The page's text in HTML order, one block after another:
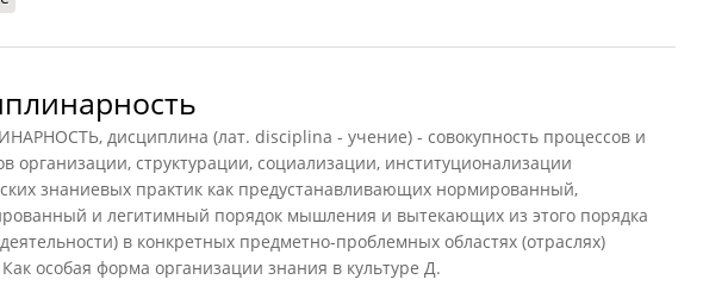
дисциплина (лат. disciplina - учение) - совокупность процессов и
организации, структурации, социализации, институционализации
знаниевых практик как предустанавливающих нормированный,
и легитимный порядок мышления и вытекающих из этого порядка
в конкретных предметно-проблемных областях (отраслях)
особая форма организации знания в культуре Д.